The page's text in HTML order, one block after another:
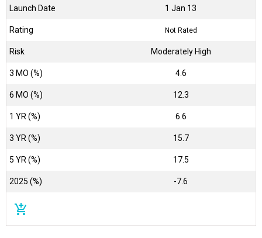
Launch Date 1 Jan 13
Rating Not Rated
Risk Moderately High
3 MO (%) 4.6
6 MO (%) 12.3
1 YR (%) 6.6
3 YR (%) 15.7
5 YR (%) 17.5
2025 (%) -7.6
add_shopping_cart